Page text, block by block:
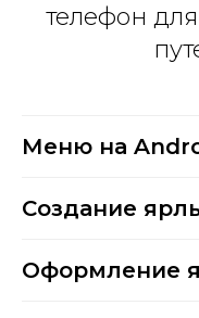
телефон
Меню на
Создание
Оформление